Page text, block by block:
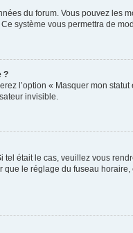
du forum. Vous pouvez les
système vous permettra de
?
l’option « Masquer mon
invisible.
était le cas, veuillez vous
le réglage du fuseau